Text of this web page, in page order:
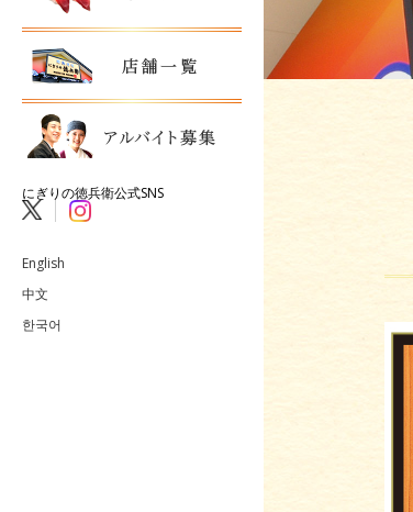
にぎりの徳兵衛公式SNS
English
中文
한국어